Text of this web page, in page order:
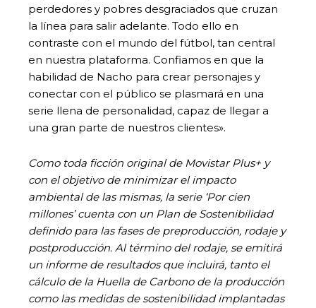
perdedores y pobres desgraciados que cruzan
la línea para salir adelante. Todo ello en
contraste con el mundo del fútbol, tan central
en nuestra plataforma. Confiamos en que la
habilidad de Nacho para crear personajes y
conectar con el público se plasmará en una
serie llena de personalidad, capaz de llegar a
una gran parte de nuestros clientes».
Como toda ficción original de Movistar Plus+ y
con el objetivo de minimizar el impacto
ambiental de las mismas, la serie ‘Por cien
millones’ cuenta con un Plan de Sostenibilidad
definido para las fases de preproducción, rodaje y
postproducción. Al término del rodaje, se emitirá
un informe de resultados que incluirá, tanto el
cálculo de la Huella de Carbono de la producción
como las medidas de sostenibilidad implantadas